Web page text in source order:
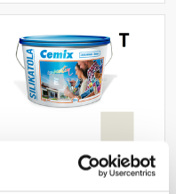
Cemix 2722 SilikatOLA